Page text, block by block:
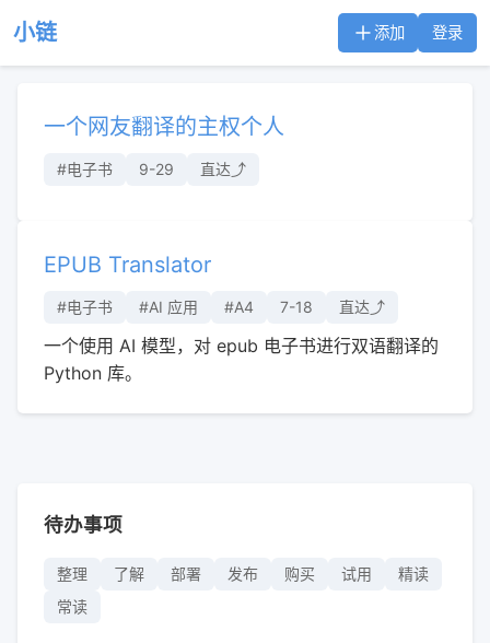
小链 添加 登录
一个网友翻译的主权个人
#电子书 9-29 直达⤴︎
EPUB Translator
#电子书 #AI 应用 #A4 7-18 直达⤴︎
一个使用 AI 模型，对 epub 电子书进行双语翻译的
Python 库。
待办事项
整理 了解 部署 发布 购买 试用
精读
常读